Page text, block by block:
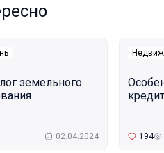
земельного
02.04.2024 194